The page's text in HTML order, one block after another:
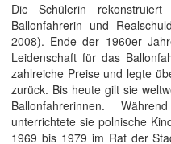
Die Schülerin
Ballonfahrerin und
2008). Ende der 1960er
Leidenschaft für das
zahlreiche Preise und legte
zurück. Bis heute gilt sie
Ballonfahrerinnen.
unterrichtete sie polnische
1969 bis 1979 im Rat der